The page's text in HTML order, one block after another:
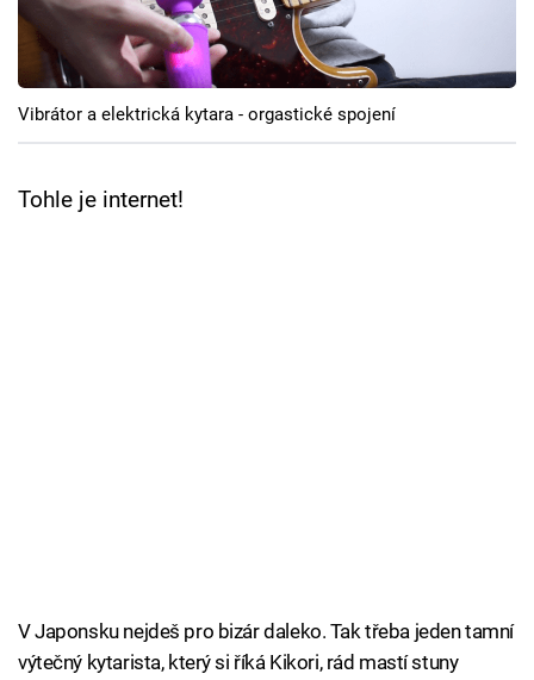
Cool Esport
Pořady
TV Program
Sledujte prima+
Vibrátor a elektrická kytara - orgastické spojení
Tohle je internet!
V Japonsku nejdeš pro bizár daleko. Tak třeba jeden tamní
výtečný kytarista, který si říká Kikori, rád mastí stuny